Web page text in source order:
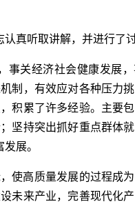
真听取讲解，并进行了讨
事关经济社会健康发展
制，有效应对各种压力
积累了许多经验。主要
坚持突出抓好重点群体
展。
使高质量发展的过程成
未来产业，完善现代化